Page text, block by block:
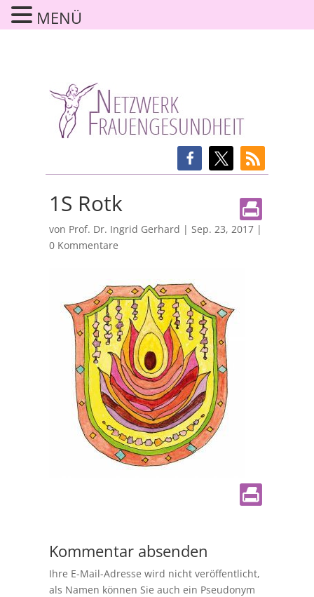
1S Rotk
von Prof. Dr. Ingrid Gerhard | Sep. 23, 2017|
0 Kommentare
Kommentar absenden
Ihre E-Mail-Adresse wird nicht veröffentlicht,
als Namen können Sie auch ein Pseudonym
MENÜ